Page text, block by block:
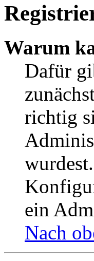
Warum
Dafür
richtig
ein
Nach